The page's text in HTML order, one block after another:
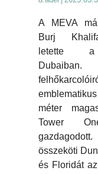
A MEVA
Burj
letette a
méter
Tower
összeköti
és Floridát